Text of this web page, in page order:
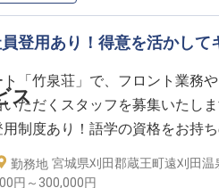
ス
登用あり！得意を活かして
「竹泉荘」で、フロント業務
ただくスタッフを募集いたし
制度あり！語学の資格をお持
園内に佇む全30客室のリゾー
洗練されたデザインで、非日
勤務地 宮城県刈田郡蔵王町遠刈田温
円～ 300,000円